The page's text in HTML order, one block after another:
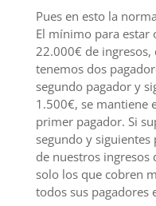
Pues en esto la
El mínimo para estar
22.000€ de ingresos,
tenemos dos
segundo pagador y
1.500€, se mantiene
primer pagador. Si
segundo y
de nuestros ingresos
solo los que cobren
todos sus pagadores